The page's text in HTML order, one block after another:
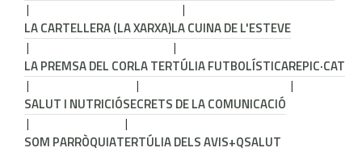
LA CARTELLERA (LA XARXA)LA CUINA DE L'ESTEVE
LA PREMSA DEL CORLA TERTÚLIA FUTBOLÍSTICAREPIC·CAT
SALUT I NUTRICIÓSECRETS DE LA COMUNICACIÓ
SOM PARRÒQUIATERTÚLIA DELS AVIS+QSALUT